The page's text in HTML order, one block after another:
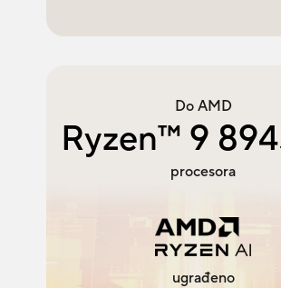
Do AMD
Ryzen™ 9
procesora
ugrađeno